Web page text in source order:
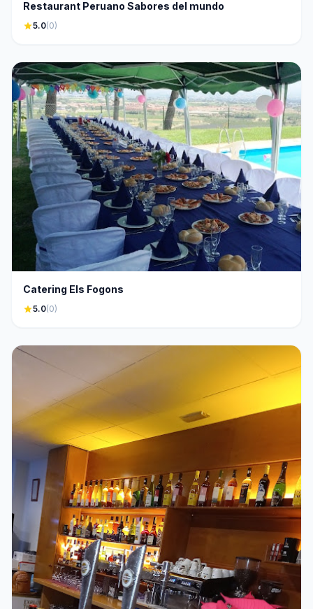
Restaurant Peruano Sabores del mundo
star5.0(0)
Catering Els Fogons
star5.0(0)